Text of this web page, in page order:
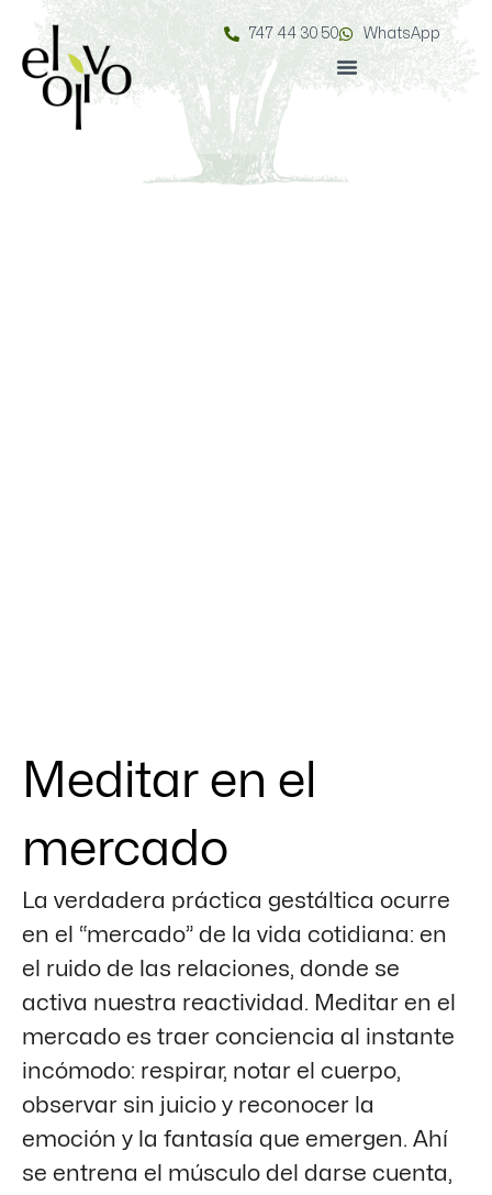
747 44 30 50 WhatsApp
Meditar en el
mercado
La verdadera práctica gestáltica ocurre
en el “mercado” de la vida cotidiana: en
el ruido de las relaciones, donde se
activa nuestra reactividad. Meditar en el
mercado es traer conciencia al instante
incómodo: respirar, notar el cuerpo,
observar sin juicio y reconocer la
emoción y la fantasía que emergen. Ahí
se entrena el músculo del darse cuenta,